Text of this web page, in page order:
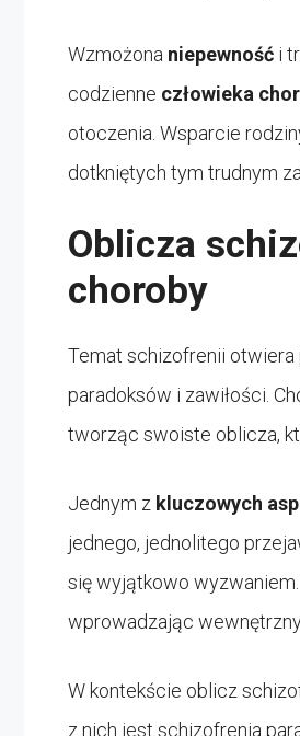
Wzmożona niepewność i
codzienne człowieka
otoczenia. Wsparcie
dotkniętych tym trudnym
Oblicza
choroby
Temat schizofrenii otwiera
paradoksów i zawiłości.
tworząc swoiste oblicza,
Jednym z kluczowych
jednego, jednolitego
się wyjątkowo
wprowadzając
W kontekście oblicz
z nich jest schizofrenia